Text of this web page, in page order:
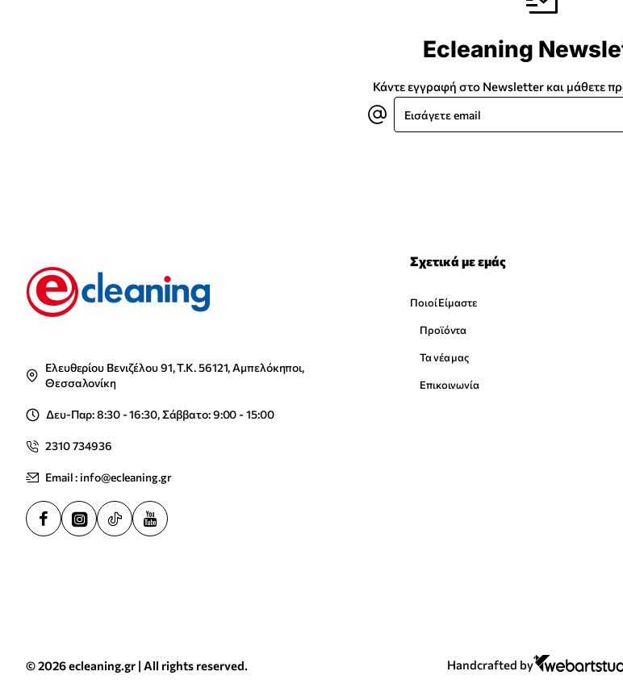
Ecleaning
Κάντε εγγραφή στο Newsletter και μάθετε
Εισάγετε
email
Ελευθερίου Βενιζέλου 91, Τ.Κ. 56121, Αμπελόκηποι,
Θεσσαλονίκη
Δευ-Παρ: 8:30 - 16:30, Σάββατο: 9:00 - 15:00
2310 734936
Email : info@ecleaning.gr
Σχετικά με εμάς
Ποιοί Είμαστε
Προϊόντα
Τα νέα μας
Επικοινωνία
© 2026 ecleaning.gr | All rights reserved. Handcrafted by